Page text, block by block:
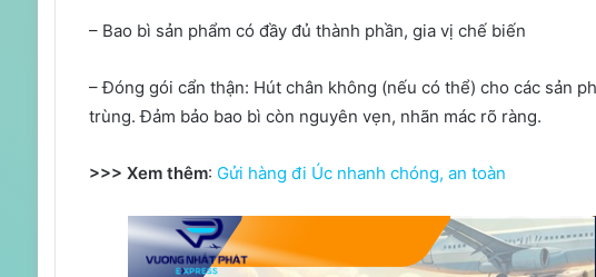
– Bao bì sản phẩm có đầy đủ thành phần, gia vị chế biến
– Đóng gói cẩn thận: Hút chân không (nếu có thể) cho các sản
trùng. Đảm bảo bao bì còn nguyên vẹn, nhãn mác rõ ràng.
>>> Xem thêm: Gửi hàng đi Úc nhanh chóng, an toàn